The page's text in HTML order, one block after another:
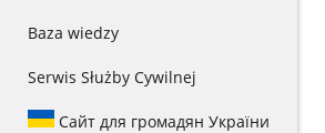
Baza wiedzy
Serwis Służby Cywilnej
Сайт для громадян України